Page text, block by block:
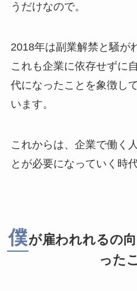
うだけなので。
2018年は副業解禁と騒が
これも企業に依存せずに
代になったことを象徴し
います。
これからは、企業で働く
とが必要になっていく時
僕が雇われれるの
った